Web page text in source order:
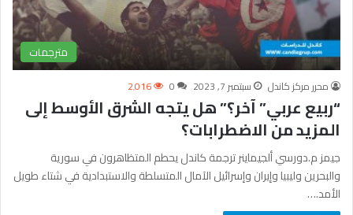
مترجمات
محرر مركز كاندل سبتمبر 7, 2023 0 2٬016
“ربيع عربي” آخر؟” هل يتجه الشرق الأوسط إلى
المزيد من الاضطرابات؟
جيمز م.دورسي ألجيماينر ترجمة كاندل يحطم المتظاهرون في سورية
والبحرين وليبيا وإيران وإسرائيل الآمال المتسلطة والاستبدادية في شتاء طويل
الأمد.…